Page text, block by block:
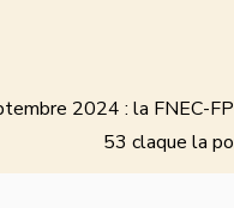
2024 : la FNEC-
53 claque la